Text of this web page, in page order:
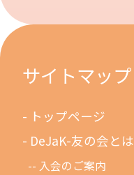
サイトマップ
トップページ
DeJaK-友の会とは
入会のご案内